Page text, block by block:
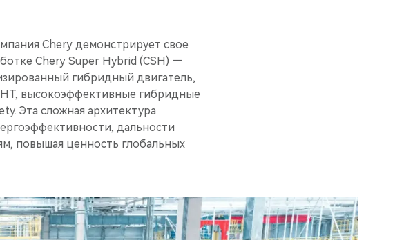
Chery демонстрирует свое
Chery Super Hybrid (CSH) —
гибридный двигатель,
высокоэффективные гибридные
Эта сложная архитектура
дальности
повышая ценность глобальных